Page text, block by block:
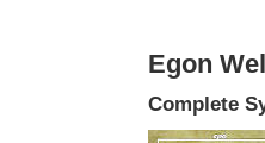
Egon
Complete